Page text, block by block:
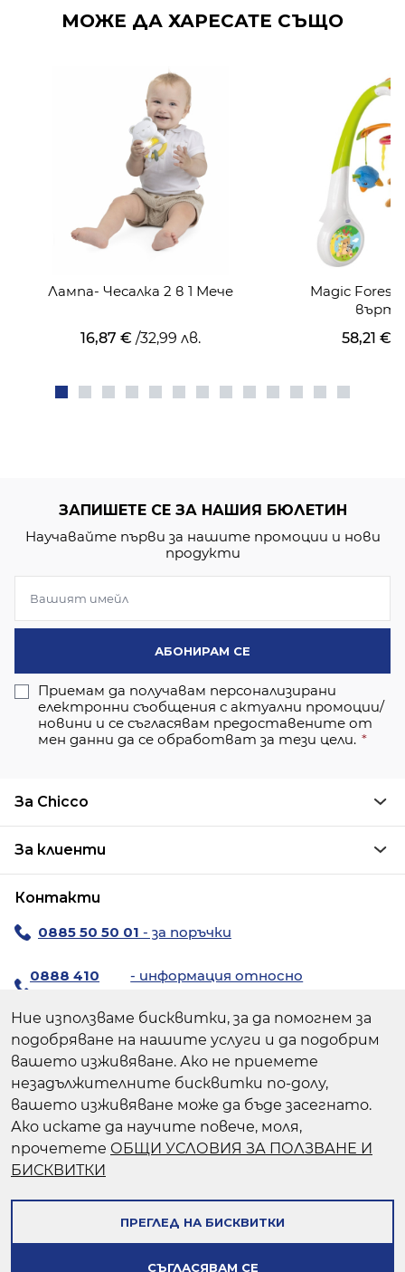
Ние използваме бисквитки, за да помогнем за
подобряване на нашите услуги и да подобрим
вашето изживяване. Ако не приемете
незадължителните бисквитки по-долу,
вашето изживяване може да бъде засегнато.
Ако искате да научите повече, моля,
прочетете ОБЩИ УСЛОВИЯ ЗА ПОЛЗВАНЕ И
БИСКВИТКИ
СЪГЛАСЯВАМ СЕ
ПРЕГЛЕД НА БИСКВИТКИ
МОЖЕ ДА ХАРЕСАТЕ СЪЩО
Лампа- Чесалка 2 в 1 Мече
16,87 € /32,99 лв.
Magic
58,21 €
ЗАПИШЕТЕ СЕ ЗА НАШИЯ БЮЛЕТИН
Научавайте първи за нашите промоции и нови
продукти
АБОНИРАМ СЕ
Приемам да получавам персонализирани
електронни съобщения с актуални промоции/
новини и се съгласявам предоставените от
мен данни да се обработват за тези цели.
За Chicco
За клиенти
Контакти
0885 50 50 01 - за поръчки
0888 410
- информация относно
За поръчки:chiccoshop@avendi.bg
За резервни части: chicco@avendi.bg
Пишете ни >
Авенди - официален вносител | Мувио
Лоджистикс - официален онлайн търговец
Следвайте ни:
© Chicco.bg 2026 Всички права запазени